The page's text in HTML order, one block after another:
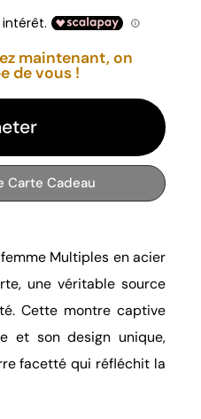
maintenant, on
de vous !
Carte Cadeau
Multiples en acier
une véritable source
Cette montre captive
et son design unique,
facetté qui réfléchit la